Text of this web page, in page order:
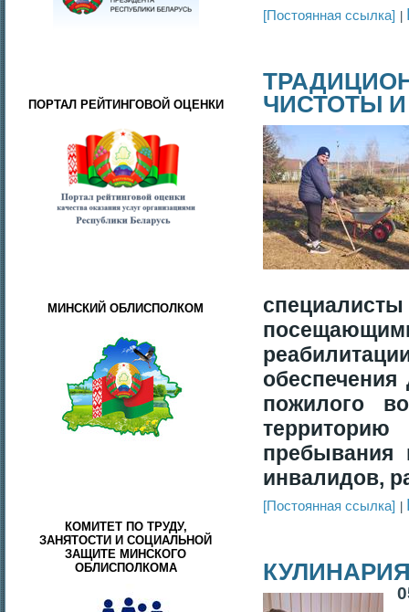
ПОРТАЛ РЕЙТИНГОВОЙ ОЦЕНКИ
МИНСКИЙ ОБЛИСПОЛКОМ
КОМИТЕТ ПО ТРУДУ,
ЗАНЯТОСТИ И СОЦИАЛЬНОЙ
ЗАЩИТЕ МИНСКОГО
ОБЛИСПОЛКОМА
[Постоянная ссылка]
ЧИСТОТЫ
пожилого
территорию
пребывания
инвалидов,
[Постоянная ссылка]